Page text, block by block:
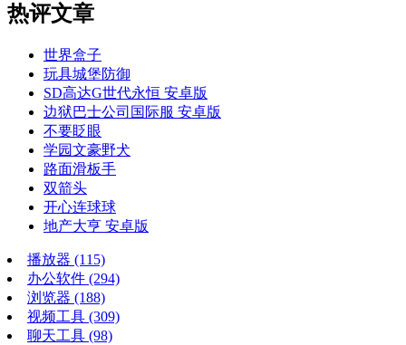
热评文章
世界盒子
玩具城堡防御
SD高达G世代永恒 安卓版
边狱巴士公司国际服 安卓版
不要眨眼
学园文豪野犬
路面滑板手
双箭头
开心连球球
地产大亨 安卓版
播放器 (115)
办公软件 (294)
浏览器 (188)
视频工具 (309)
聊天工具 (98)